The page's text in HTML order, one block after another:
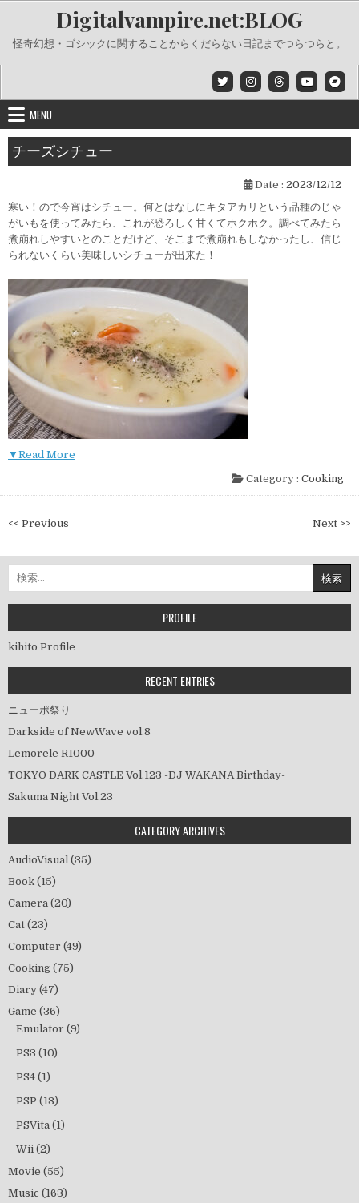
content
Digitalvampire.net:BLOG
怪奇幻想・ゴシックに関することからくだらない日記までつらつらと。
MENU
チーズシチュー
Date : 2023/12/12
寒い！ので今宵はシチュー。何とはなしにキタアカリという品種のじゃ
がいもを使ってみたら、これが恐ろしく甘くてホクホク。調べてみたら
煮崩れしやすいとのことだけど、そこまで煮崩れもしなかったし、信じ
られないくらい美味しいシチューが出来た！
▼Read More
Category : Cooking
投
ナ
ビ
ゲ
シ
ョ
<< Previous Next >>
索:
PROFILE
kihito Profile
RECENT ENTRIES
ニューポ祭り
Darkside of NewWave vol.8
Lemorele R1000
TOKYO DARK CASTLE Vol.123 -DJ WAKANA Birthday-
Sakuma Night Vol.23
CATEGORY ARCHIVES
AudioVisual (35)
Book (15)
Camera (20)
Cat (23)
Computer (49)
Cooking (75)
Diary (47)
Game (36)
Emulator (9)
PS3 (10)
PS4 (1)
PSP (13)
PSVita (1)
Wii (2)
Movie (55)
Music (163)